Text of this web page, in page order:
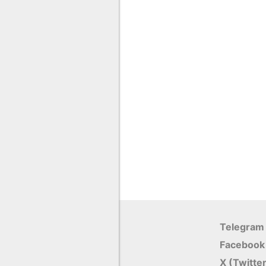
Telegram
Facebook
X